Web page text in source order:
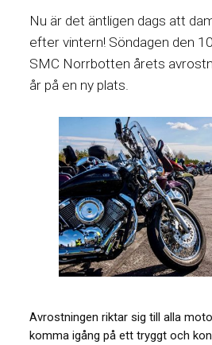
Nu är det äntligen dags att
efter vintern! Söndagen den
SMC Norrbotten årets
år på en ny plats.
Avrostningen riktar sig till alla
komma igång på ett tryggt och